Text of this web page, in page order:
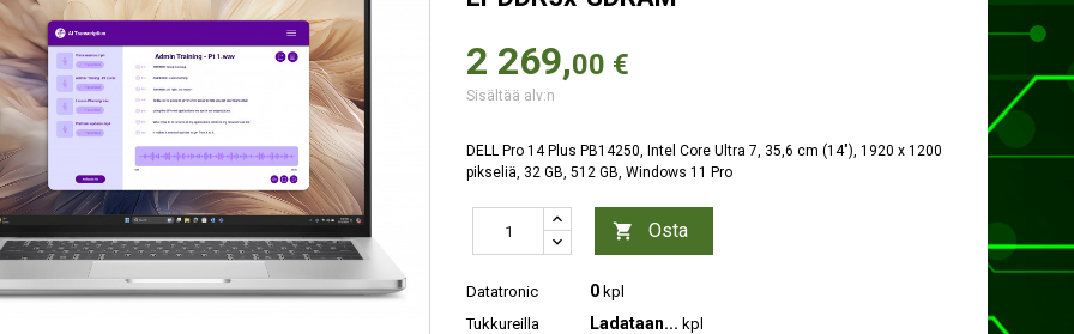
2 269,00 €
Sisältää alv:n
DELL Pro 14 Plus PB14250, Intel Core Ultra 7, 35,6 cm (14"), 1920 x 1200
pikseliä, 32 GB, 512 GB, Windows 11 Pro
 Osta
Datatronic 0 kpl
Tukkureilla
Ladataan... kpl